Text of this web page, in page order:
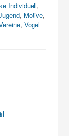
Individuell,
, Motive,
,Vogel